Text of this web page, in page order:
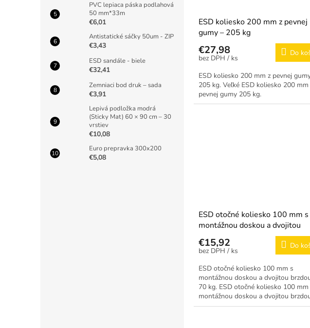
PVC lepiaca páska podlahová
50 mm*33m
€6,01
Antistatické sáčky 50um - ZIP
€3,43
ESD sandále - biele
€32,41
Zemniaci bod druk – sada
€3,91
Lepivá podložka modrá
(Sticky Mat) 60 × 90 cm – 30
vrstiev
€10,08
Euro prepravka 300x200
€5,08
ESD koliesko 200 mm z pevnej
gumy – 205 kg
€27,98
/ ks
Do
ESD koliesko 200 mm z pevnej
205 kg. Veľké ESD koliesko 200 mm
pevnej gumy 205 kg.
ESD otočné koliesko 100 mm s
montážnou doskou a dvojitou
brzdou – 70 kg
€15,92
/ ks
Do
ESD otočné koliesko 100 mm s
montážnou doskou a dvojitou
70 kg. ESD otočné koliesko 100 mm
montážnou doskou a dvojitou